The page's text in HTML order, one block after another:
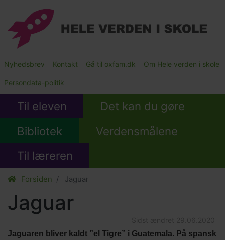
hovedindhold
Main
Submenu
Nyhedsbrev Kontakt Gå til oxfam.dk Om Hele verden i skole
Persondata-politik
Til eleven
Det kan du gøre
Bibliotek
Verdensmålene
Til læreren
Forsiden Jaguar
Jaguar
Jaguaren bliver kaldt ”el Tigre” i Guatemala. På spansk